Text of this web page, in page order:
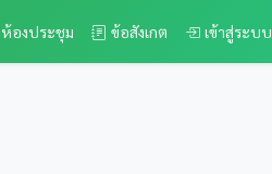
ห้องประชุม ข้อสังเกต เข้าสู่ระบบ